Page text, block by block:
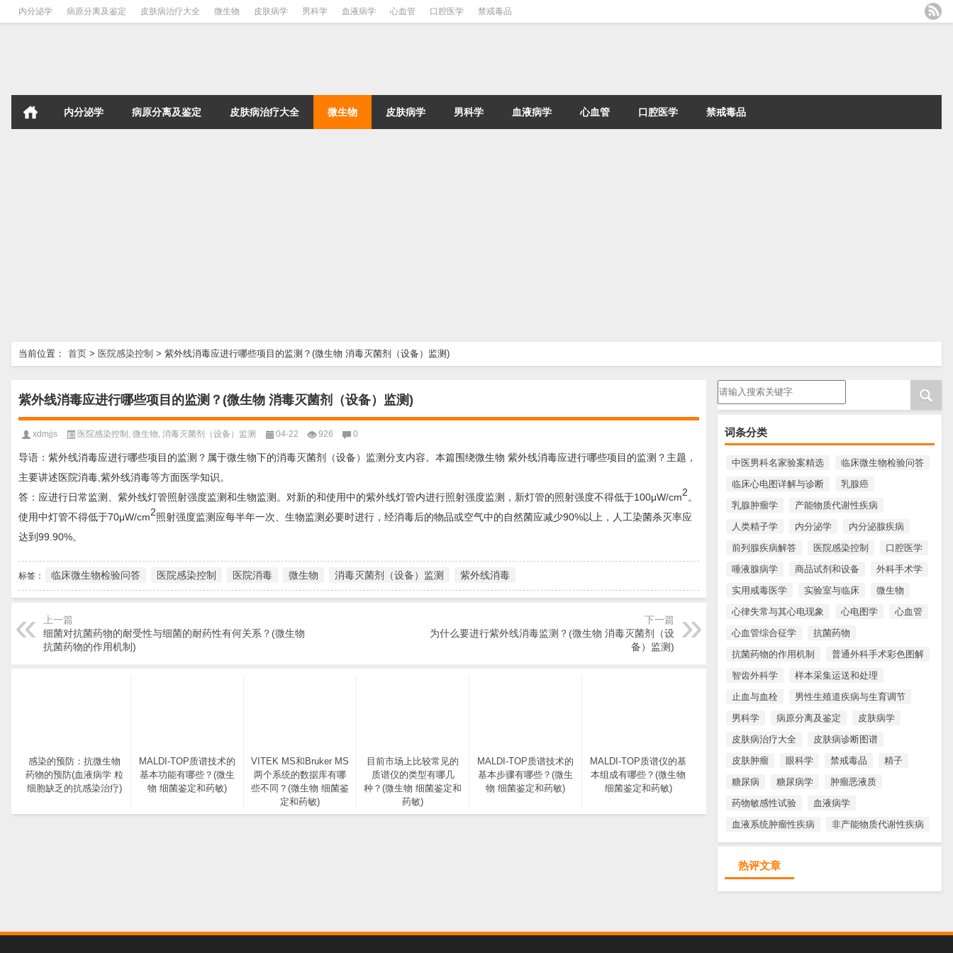
内分泌学 病原分离及鉴定 皮肤病治疗大全 微生物 皮肤病学 男科学 血液病学 心血管 口腔医学 禁戒毒品
内分泌学 病原分离及鉴定 皮肤病治疗大全 微生物 皮肤病学 男科学 血液病学 心血管 口腔医学 禁戒毒品
当前位置： 首页 > 医院感染控制 > 紫外线消毒应进行哪些项目的监测？(微生物 消毒灭菌剂（设备）监测)
请输入搜索内容
词条分类
中医男科名家验案精选
临床微生物检验问答
临床心电图详解与诊断
乳腺癌
乳腺肿瘤学
产能物质代谢性疾病
人类精子学
内分泌学
内分泌腺疾病
前列腺疾病解答
医院感染控制
口腔医学
唾液腺病学
商品试剂和设备
外科手术学
实用戒毒医学
实验室与临床
微生物
心律失常与其心电现象
心电图学
心血管
心血管综合征学
抗菌药物
抗菌药物的作用机制
普通外科手术彩色图解
智齿外科学
样本采集运送和处理
止血与血栓
男性生殖道疾病与生育调节
男科学
病原分离及鉴定
皮肤病学
皮肤病治疗大全
皮肤病诊断图谱
皮肤肿瘤
眼科学 禁戒毒品
精子
糖尿病
糖尿病学
肿瘤恶液质
药物敏感性试验
血液病学
血液系统肿瘤性疾病
非产能物质代谢性疾病
热评文章
紫外线消毒应进行哪些项目的监测？(微生物 消毒灭菌剂（设备）监测)
xdmjjs 医院感染控制 , 微生物, 消毒灭菌剂（设备）监测 04-22 926 0
导语：紫外线消毒应进行哪些项目的监测？属于微生物下的消毒灭菌剂（设备）监测分支内容。本篇围绕微生物 紫外线消毒应进行哪些项目的监测？主题，
主要讲述医院消毒,紫外线消毒等方面医学知识。
答：应进行日常监测、紫外线灯管照射强度监测和生物监测。对新的和使用中的紫外线灯管内进行照射强度监测，新灯管的照射强度不得低于100μW/cm2。
使用中灯管不得低于70μW/cm2照射强度监测应每半年一次、生物监测必要时进行，经消毒后的物品或空气中的自然菌应减少90%以上，人工染菌杀灭率应
达到99.90%。
标签： 临床微生物检验问答 医院感染控制 医院消毒 微生物 消毒灭菌剂（设备）监测 紫外线消毒
上一篇
细菌对抗菌药物的耐受性与细菌的耐药性有何关系？(微生物
抗菌药物的作用机制)
下一篇
为什么要进行紫外线消毒监测？(微生物 消毒灭菌剂（设
备）监测)
感染的预防：抗微生物
药物的预防(血液病学 粒
细胞缺乏的抗感染治疗)
MALDI-TOP质谱技术的
基本功能有哪些？(微生
物 细菌鉴定和药敏)
VITEK MS和Bruker MS
两个系统的数据库有哪
些不同？(微生物 细菌鉴
定和药敏)
目前市场上比较常见的
质谱仪的类型有哪几
种？(微生物 细菌鉴定和
药敏)
MALDI-TOP质谱技术的
基本步骤有哪些？(微生
物 细菌鉴定和药敏)
MALDI-TOP质谱仪的基
本组成有哪些？(微生物
细菌鉴定和药敏)